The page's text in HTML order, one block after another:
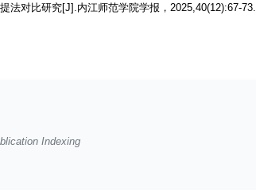
法对比研究[J].内江师范学院学报，2025,40(12):67-73.
Indexing